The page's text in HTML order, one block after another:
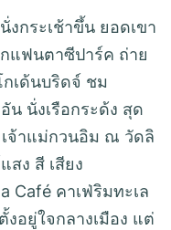
งกระเช้าขึ้น ยอดเขา
แฟนตาซีปาร์ค ถ่าย
เด้นบริดจ์ ชม
น นั่งเรือกระด้ง สุด
จ้าแม่กวนอิม ณ วัดลิ
ง สี เสียง
Café คาเฟ่ริมทะเล
อยู่ใจกลางเมือง แต่